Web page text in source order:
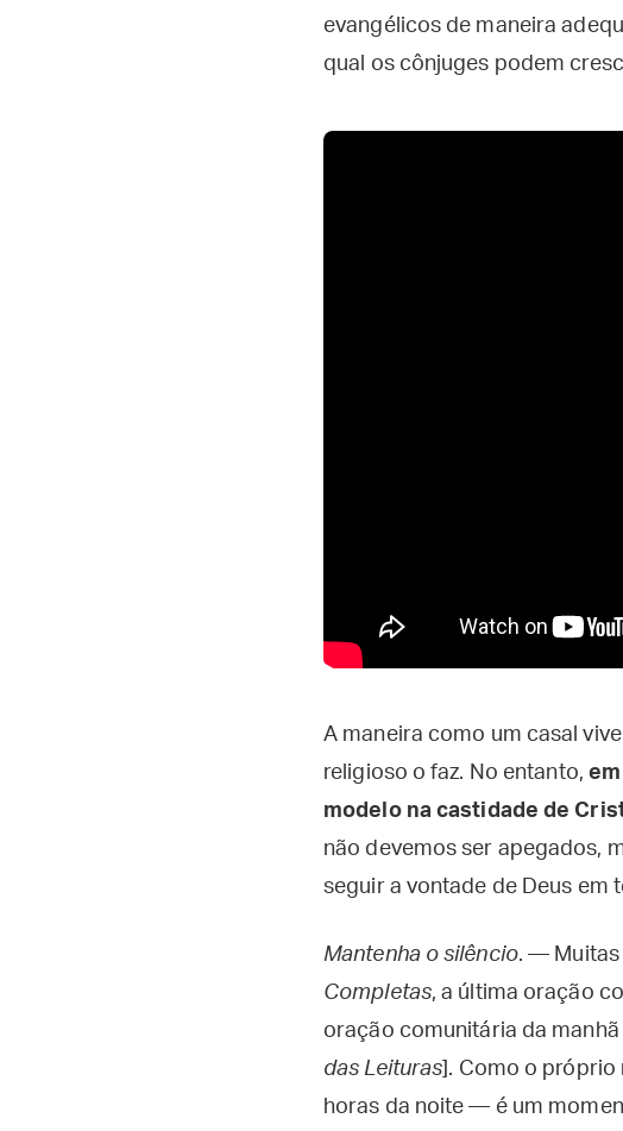
evangélicos de maneira
qual os cônjuges podem
A maneira como um casal
religioso o faz. No entanto,
modelo na castidade de
não devemos ser apegados,
seguir a vontade de Deus em
Mantenha o silêncio. — Muitas
Completas, a última oração
oração comunitária da manhã
das Leituras ]. Como o
horas da noite — é um